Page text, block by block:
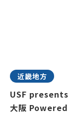
近畿地方
USF presents
大阪